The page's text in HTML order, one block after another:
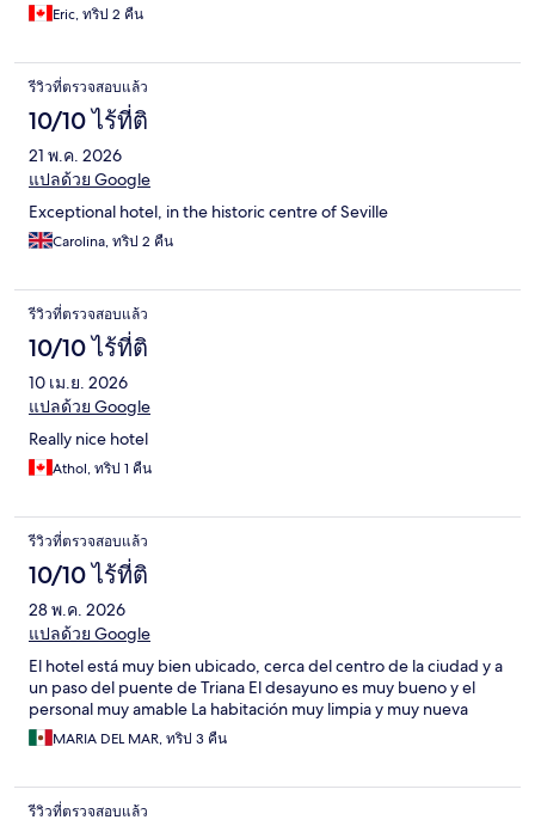
Eric, ทริป 2 คืน
รีวิวที่ตรวจสอบแล้ว
10/10 ไร้ที่ติ
21 พ.ค. 2026
แปลด้วย Google
Exceptional hotel, in the historic centre of Seville
Carolina, ทริป 2 คืน
รีวิวที่ตรวจสอบแล้ว
10/10 ไร้ที่ติ
10 เม.ย. 2026
แปลด้วย Google
Really nice hotel
Athol, ทริป 1 คืน
รีวิวที่ตรวจสอบแล้ว
10/10 ไร้ที่ติ
28 พ.ค. 2026
แปลด้วย Google
El hotel está muy bien ubicado, cerca del centro de la ciudad y a
un paso del puente de Triana El desayuno es muy bueno y el
personal muy amable La habitación muy limpia y muy nueva
MARIA DEL MAR, ทริป 3 คืน
รีวิวที่ตรวจสอบแล้ว